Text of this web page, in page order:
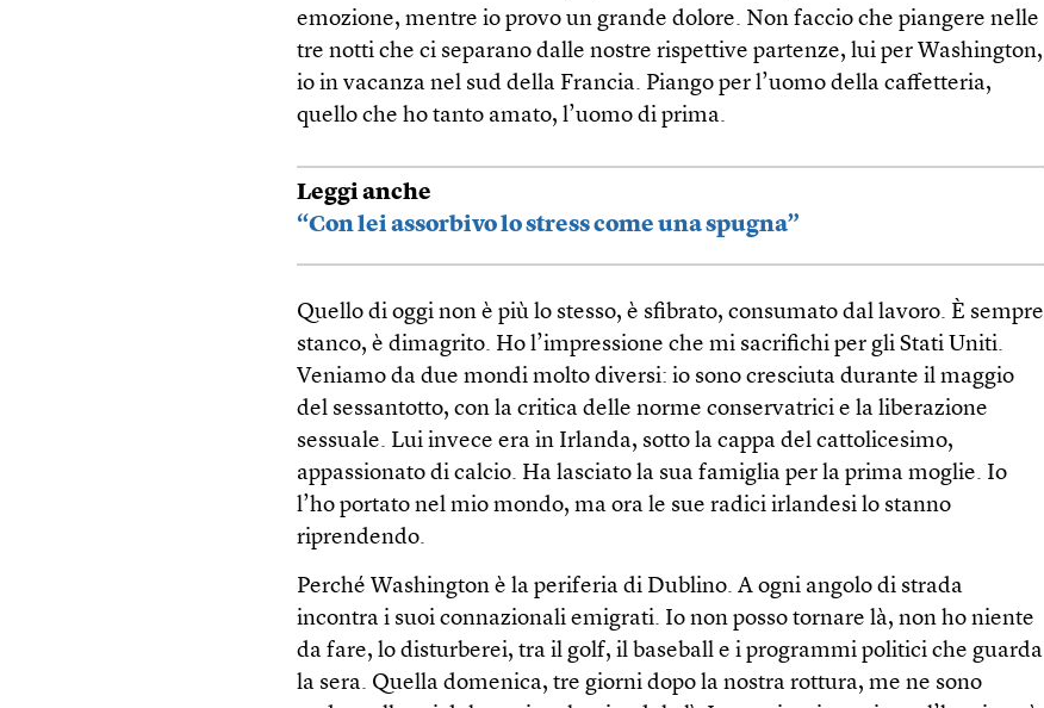
emozione, mentre io provo un grande dolore. Non faccio che piangere nelle
tre notti che ci separano dalle nostre rispettive partenze, lui per Washington,
io in vacanza nel sud della Francia. Piango per l’uomo della caffetteria,
quello che ho tanto amato, l’uomo di prima.
Leggi anche
“Con lei assorbivo lo stress come una spugna”
Quello di oggi non è più lo stesso, è sfibrato, consumato dal lavoro. È sempre
stanco, è dimagrito. Ho l’impressione che mi sacrifichi per gli Stati Uniti.
Veniamo da due mondi molto diversi: io sono cresciuta durante il maggio
del sessantotto, con la critica delle norme conservatrici e la liberazione
sessuale. Lui invece era in Irlanda, sotto la cappa del cattolicesimo,
appassionato di calcio. Ha lasciato la sua famiglia per la prima moglie. Io
l’ho portato nel mio mondo, ma ora le sue radici irlandesi lo stanno
riprendendo.
Perché Washington è la periferia di Dublino. A ogni angolo di strada
incontra i suoi connazionali emigrati. Io non posso tornare là, non ho niente
da fare, lo disturberei, tra il golf, il baseball e i programmi politici che guarda
la sera. Quella domenica, tre giorni dopo la nostra rottura, me ne sono